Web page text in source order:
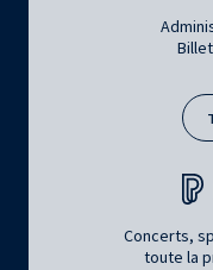
Concerts,
toute la